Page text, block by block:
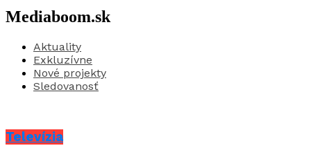
Mediaboom.sk
Aktuality
Exkluzívne
Nové projekty
Sledovanosť
Televízia